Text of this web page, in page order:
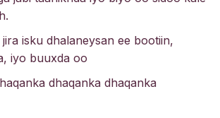
isku dhalaneysan ee bootiin,
iyo buuxda oo
dhaqanka dhaqanka